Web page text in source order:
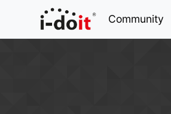
Community